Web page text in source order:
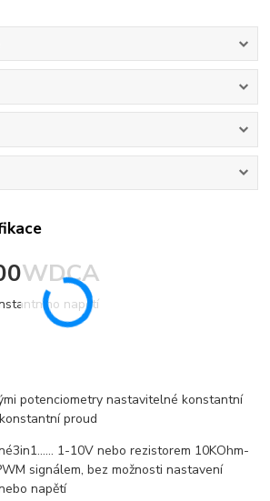
napětí
potenciometry nastavitelné konstantní
proud
1-10V nebo rezistorem 10KOhm-
signálem, bez možnosti nastavení
napětí